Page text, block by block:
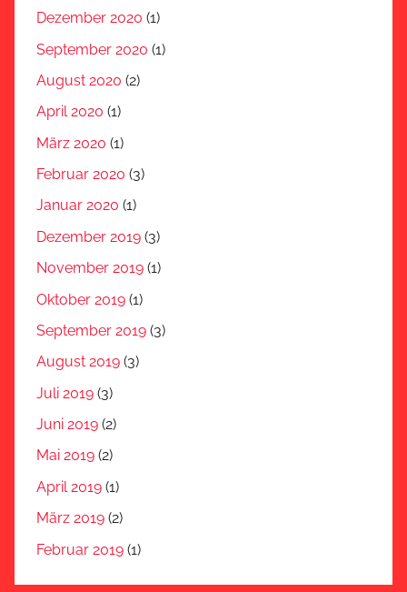
Dezember 2020 (1)
September 2020 (1)
August 2020 (2)
April 2020 (1)
März 2020 (1)
Februar 2020 (3)
Januar 2020 (1)
Dezember 2019 (3)
November 2019 (1)
Oktober 2019 (1)
September 2019 (3)
August 2019 (3)
Juli 2019 (3)
Juni 2019 (2)
Mai 2019 (2)
April 2019 (1)
März 2019 (2)
Februar 2019 (1)